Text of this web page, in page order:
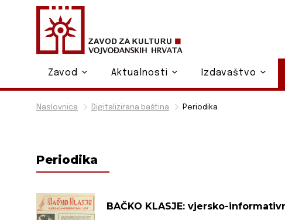
Naslovnica Digitalizirana baština Periodika
Periodika
BAČKO KLASJE: vjersko-
Zavod Aktualnosti Izdavaštvo